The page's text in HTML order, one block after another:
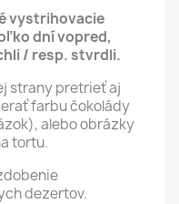
vystrihovacie
dní vopred,
/ resp. stvrdli.
strany pretrieť aj
farbu čokolády
alebo obrázky
tortu.
dezertov.